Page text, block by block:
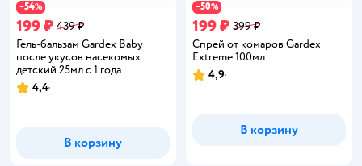
−54%
199 ₽ 439 ₽
Гель-бальзам Gardex Baby
после укусов насекомых
детский 25мл с 1 года
Рейтинг:
4,4
В корзину
−50%
199 ₽ 399 ₽
Спрей от комаров Gardex
Extreme 100мл
Рейтинг:
4,9
В корзину